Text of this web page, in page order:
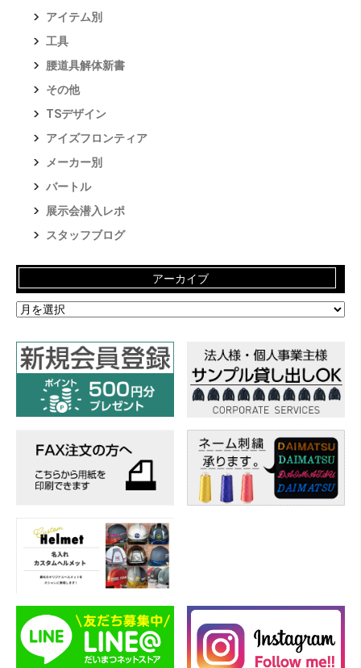
アイテム別
工具
腰道具解体新書
その他
TSデザイン
アイズフロンティア
メーカー別
バートル
展示会潜入レポ
スタッフブログ
アーカイブ
ア
ー
イ
ブ